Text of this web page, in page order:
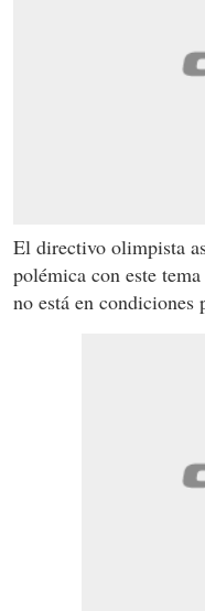
El directivo olimpista
polémica con este
no está en condiciones